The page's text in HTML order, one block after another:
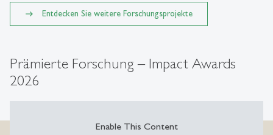
Entdecken Sie weitere Forschungsprojekte
Prämierte Forschung – Impact Awards
2026
Enable This Content
Enable This Content
Enable This Content